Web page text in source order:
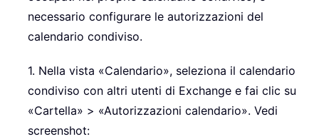
necessario configurare le autorizzazioni del
calendario condiviso.
1. Nella vista «Calendario», seleziona il calendario
condiviso con altri utenti di Exchange e fai clic su
«Cartella» > «Autorizzazioni calendario». Vedi
screenshot: